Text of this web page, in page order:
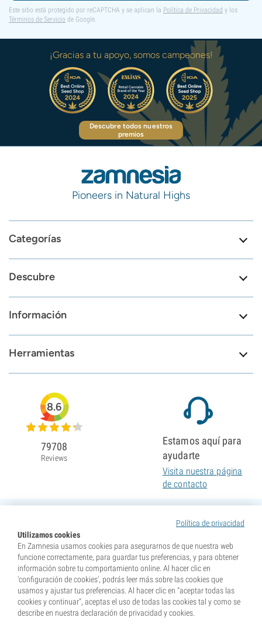
Este sitio está protegido por reCAPTCHA y se aplican la Política de Privacidad y los
Términos de Servicio de Google.
¡Gracias a tu apoyo, somos campeones!
Descubre todos nuestros
premios
Pioneers in Natural Highs
Categorías
Descubre
Información
Herramientas
Política de privacidad
Utilizamos cookies
En Zamnesia usamos cookies para asegurarnos de que nuestra web
funcione correctamente, para guardar tus preferencias, y para obtener
información sobre tu comportamiento online. Al hacer clic en
'configuración de cookies', podrás leer más sobre las cookies que
usamos y ajustar tus preferencias. Al hacer clic en "aceptar todas las
cookies y continuar", aceptas el uso de todas las cookies tal y como se
describe en nuestra declaración de privacidad y cookies.
8.6
79708
Reviews
Estamos aquí para
ayudarte
Visita nuestra página
de contacto